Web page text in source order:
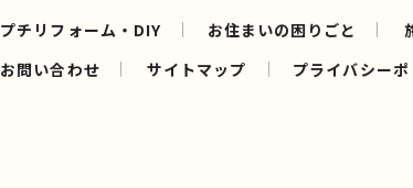
プチリフォーム・DIY お住まいの困りごと
お問い合わせ サイトマップ プライバシーポ